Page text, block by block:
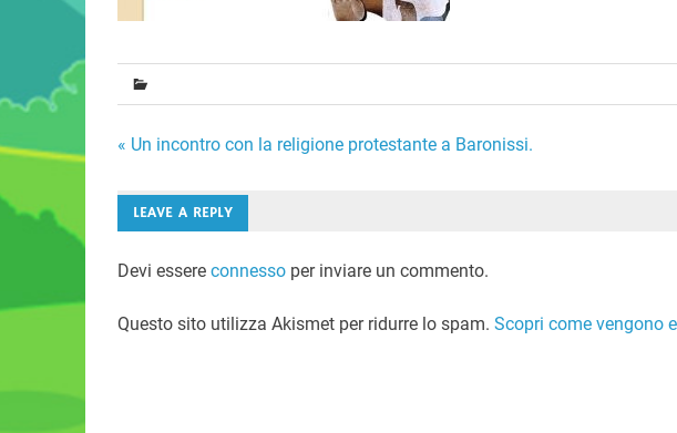
Navigazione
articoli
« Un incontro con la religione protestante a Baronissi.
LEAVE A REPLY
Devi essere connessoper inviare un commento.
Questo sito utilizza Akismet per ridurre lo spam. Scopri come vengono